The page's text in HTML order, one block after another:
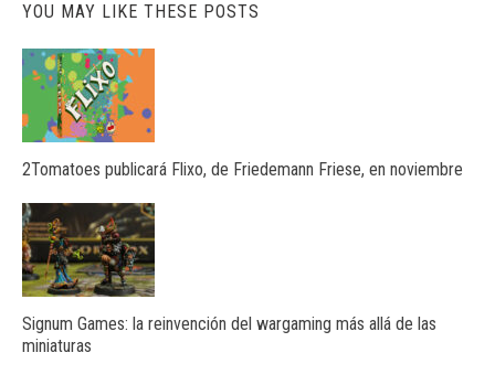
YOU MAY LIKE THESE POSTS
2Tomatoes publicará Flixo, de Friedemann Friese, en noviembre
Signum Games: la reinvención del wargaming más allá de las
miniaturas